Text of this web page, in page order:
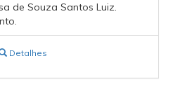
de Souza Santos Luiz.
Detalhes